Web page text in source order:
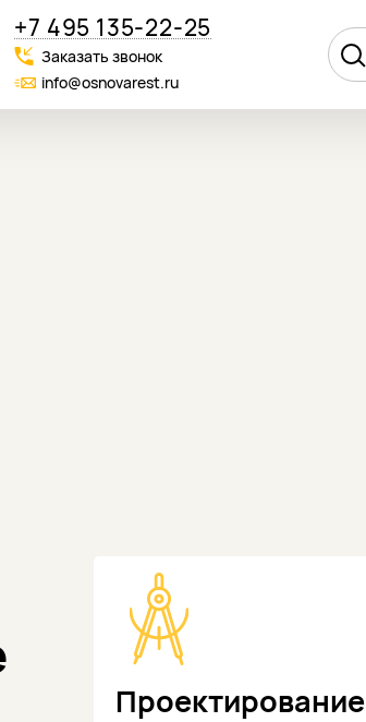
+7 495 135-22-25
Заказать звонок
info@osnovarest.ru
Проектирование